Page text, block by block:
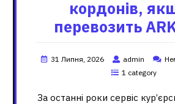
кордонів,
перевозить
31 Липня, 2026 admin
1 category
За останні роки сервіс